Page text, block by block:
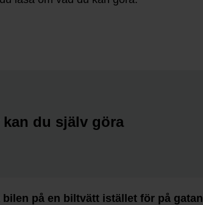
kan du själv göra
bilen på en biltvätt istället för på gatan